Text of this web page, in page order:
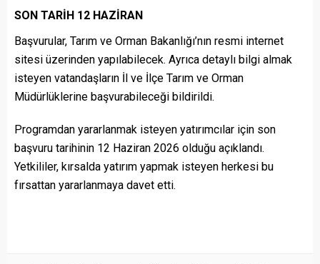
SON TARİH 12 HAZİRAN
Başvurular, Tarım ve Orman Bakanlığı’nın resmi internet
sitesi üzerinden yapılabilecek. Ayrıca detaylı bilgi almak
isteyen vatandaşların İl ve İlçe Tarım ve Orman
Müdürlüklerine başvurabileceği bildirildi.
Programdan yararlanmak isteyen yatırımcılar için son
başvuru tarihinin 12 Haziran 2026 olduğu açıklandı.
Yetkililer, kırsalda yatırım yapmak isteyen herkesi bu
fırsattan yararlanmaya davet etti.